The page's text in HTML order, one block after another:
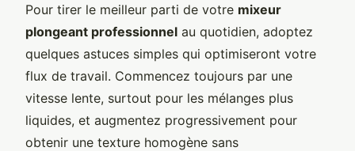
Pour tirer le meilleur parti de votre mixeur
plongeant professionnel au quotidien, adoptez
quelques astuces simples qui optimiseront votre
flux de travail. Commencez toujours par une
vitesse lente, surtout pour les mélanges plus
liquides, et augmentez progressivement pour
obtenir une texture homogène sans